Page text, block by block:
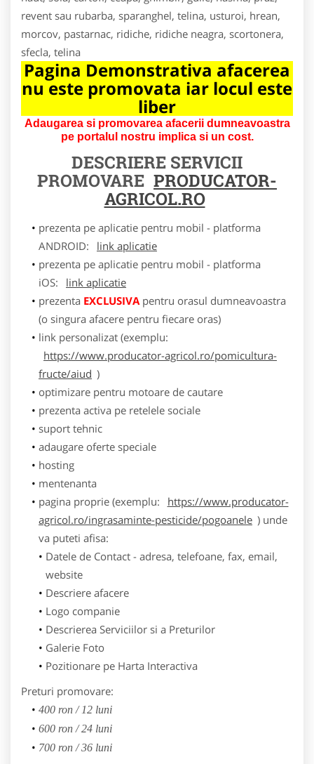
revent sau rubarba, sparanghel, telina, usturoi, hrean,
morcov, pastarnac, ridiche, ridiche neagra, scortonera,
sfecla, telina
Pagina Demonstrativa afacerea
nu este promovata iar locul este
liber
Adaugarea si promovarea afacerii dumneavoastra
pe portalul nostru implica si un cost.
DESCRIERE SERVICII
PROMOVARE PRODUCATOR-
AGRICOL.RO
prezenta pe aplicatie pentru mobil - platforma
ANDROID:
link aplicatie
prezenta pe aplicatie pentru mobil - platforma
iOS:
link aplicatie
prezenta EXCLUSIVApentru orasul dumneavoastra
(o singura afacere pentru fiecare oras)
link personalizat (exemplu:
https://www.producator-agricol.ro/pomicultura-
fructe/aiud )
optimizare pentru motoare de cautare
prezenta activa pe retelele sociale
suport tehnic
adaugare oferte speciale
hosting
mentenanta
pagina proprie (exemplu:
https://www.producator-
agricol.ro/ingrasaminte-pesticide/pogoanele ) unde
va puteti afisa:
Datele de Contact - adresa, telefoane, fax, email,
website
Descriere afacere
Logo companie
Descrierea Serviciilor si a Preturilor
Galerie Foto
Pozitionare pe Harta Interactiva
Preturi promovare:
400 ron / 12 luni
600 ron / 24 luni
700 ron / 36 luni